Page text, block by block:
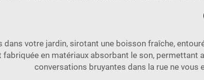
dans votre jardin, sirotant une boisson fraîche,
fabriquée en matériaux absorbant le son,
conversations bruyantes dans la rue ne